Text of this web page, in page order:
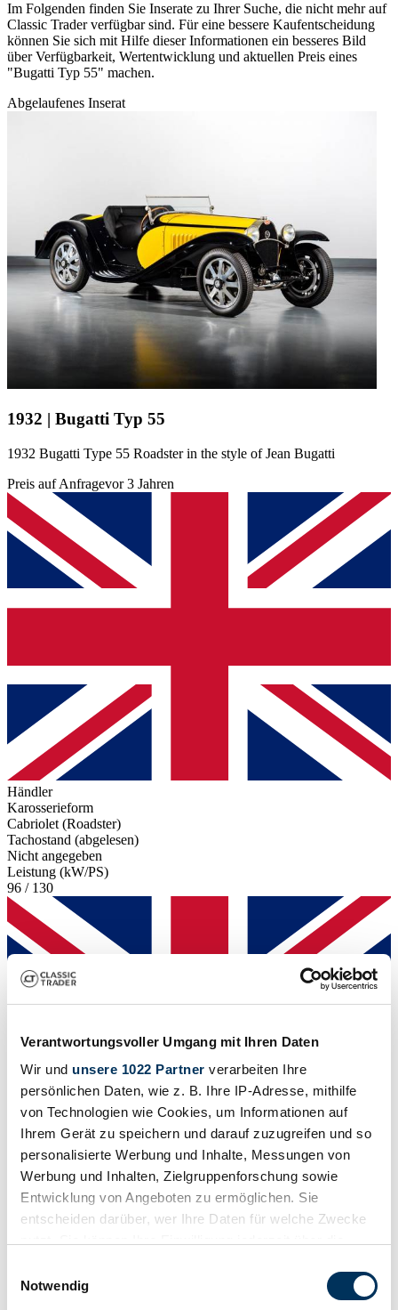
Verantwortungsvoller Umgang mit Ihren Daten
Wir und unsere 1022 Partner verarbeiten Ihre
persönlichen Daten, wie z. B. Ihre IP-Adresse, mithilfe
von Technologien wie Cookies, um Informationen auf
Ihrem Gerät zu speichern und darauf zuzugreifen und so
personalisierte Werbung und Inhalte, Messungen von
Werbung und Inhalten, Zielgruppenforschung sowie
Entwicklung von Angeboten zu ermöglichen. Sie
entscheiden darüber, wer Ihre Daten für welche Zwecke
Trigger Symbol ändern oder widerrufen
Notwendig
Im Folgenden finden Sie Inserate zu Ihrer Suche, die nicht mehr auf
Classic Trader verfügbar sind. Für eine bessere Kaufentscheidung
können Sie sich mit Hilfe dieser Informationen ein besseres Bild
über Verfügbarkeit, Wertentwicklung und aktuellen Preis eines
"Bugatti Typ 55" machen.
Abgelaufenes Inserat
1932 | Bugatti Typ 55
1932 Bugatti Type 55 Roadster in the style of Jean Bugatti
Preis auf Anfragevor 3 Jahren
Händler
Karosserieform
Cabriolet (Roadster)
Tachostand (abgelesen)
Nicht angegeben
Leistung (kW/PS)
96 / 130
Händler